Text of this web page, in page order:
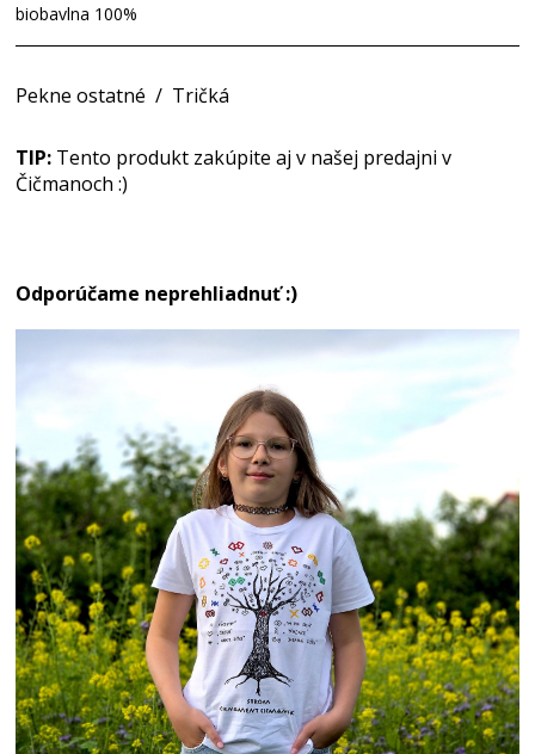
biobavlna 100%
Pekne ostatné / Tričká
TIP: Tento produkt zakúpite aj v našej predajni v
Čičmanoch :)
Odporúčame neprehliadnuť :)